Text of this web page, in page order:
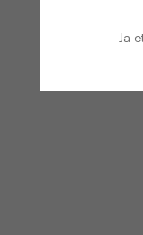
Ja